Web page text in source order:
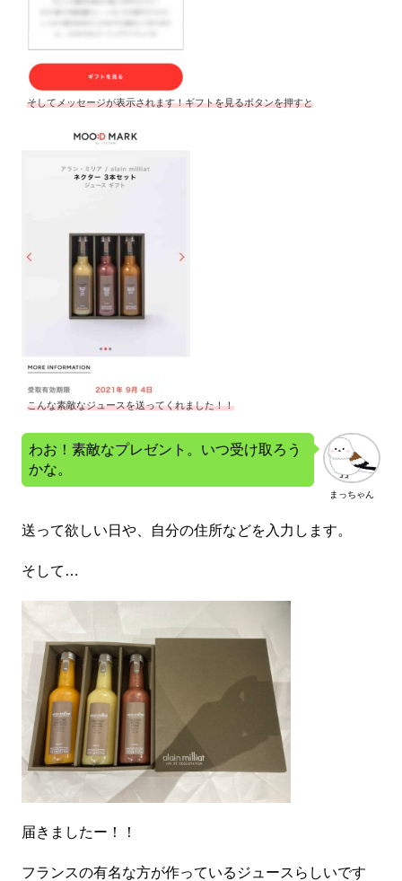
そしてメッセージが表示されます！ギフトを見るボタンを押すと
こんな素敵なジュースを送ってくれました！！
まっちゃん
わお！素敵なプレゼント。いつ受け取ろう
かな。
送って欲しい日や、自分の住所などを入力します。
そして…
届きましたー！！
フランスの有名な方が作っているジュースらしいです